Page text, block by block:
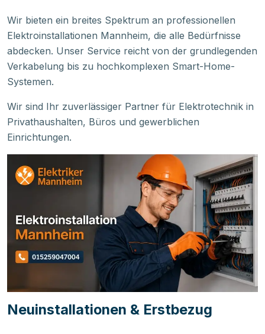
Wir bieten ein breites Spektrum an professionellen
Elektroinstallationen Mannheim, die alle Bedürfnisse
abdecken. Unser Service reicht von der grundlegenden
Verkabelung bis zu hochkomplexen Smart-Home-
Systemen.
Wir sind Ihr zuverlässiger Partner für Elektrotechnik in
Privathaushalten, Büros und gewerblichen
Einrichtungen.
Neuinstallationen & Erstbezug